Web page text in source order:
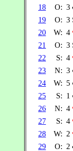
18
O: 3
19
O: 3
20
W: 4
21
O: 3
22
S: 4
23
N: 3
24
W: 5
25
S: 1
26
N: 4
27
S: 4
28
W: 2
29
O: 2